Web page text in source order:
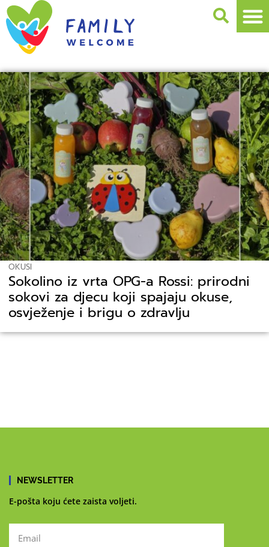
OKUSI
Sokolino iz vrta OPG-a Rossi: prirodni
sokovi za djecu koji spajaju okuse,
osvježenje i brigu o zdravlju
NEWSLETTER
E-pošta koju ćete zaista voljeti.